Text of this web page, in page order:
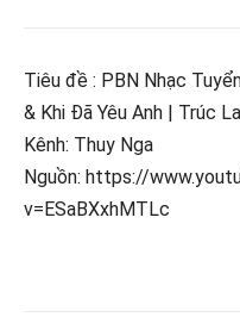
Tiêu đề : PBN Nhạc
& Khi Đã Yêu Anh | Trúc
Kênh: Thuy Nga
Nguồn: https://
v=ESaBXxhMTLc